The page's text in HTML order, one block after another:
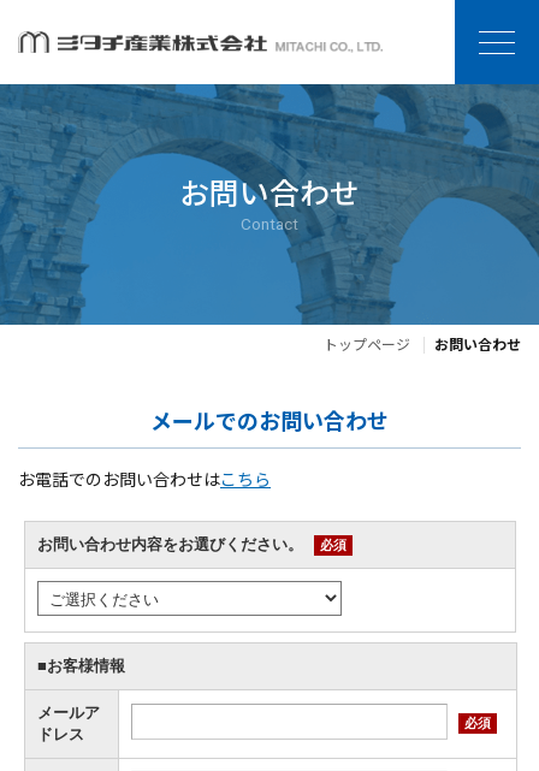
お問い合わせ
Contact
トップページ お問い合わせ
メールでのお問い合わせ
お電話でのお問い合わせはこちら
お問い合わせ内容をお選びください。 必須
■お客様情報
メールア
ドレス
必須